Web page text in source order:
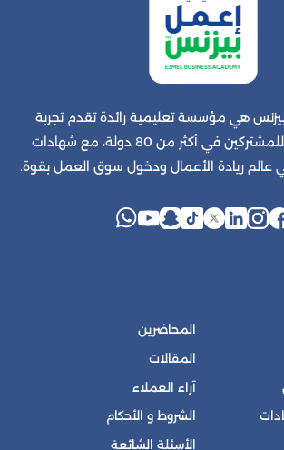
هي مؤسسة تعليمية رائدة تقدم تجربة
تدريبية متكاملة للمشتركين في أكثر من 80 دولة، مع شهادات
عالم ريادة الأعمال ودخول سوق العمل بقوة.
المحاضرين
المقالات
آراء العملاء
الشروط و الأحكام
الأسئلة الشائعة